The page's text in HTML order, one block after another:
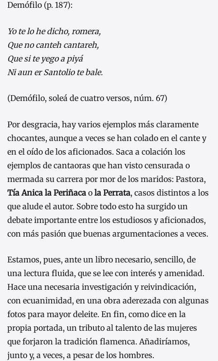
Demófilo (p. 187):
Yo te lo he dicho, romera,
Que no canteh cantareh,
Que si te yego a piyá
Ni aun er Santolio te bale.
(Demófilo, soleá de cuatro versos, núm. 67)
Por desgracia, hay varios ejemplos más claramente
chocantes, aunque a veces se han colado en el cante y
en el oído de los aficionados. Saca a colación los
ejemplos de cantaoras que han visto censurada o
mermada su carrera por mor de los maridos: Pastora,
Tía Anica la Periñaca o la Perrata, casos distintos a los
que alude el autor. Sobre todo esto ha surgido un
debate importante entre los estudiosos y aficionados,
con más pasión que buenas argumentaciones a veces.
Estamos, pues, ante un libro necesario, sencillo, de
una lectura fluida, que se lee con interés y amenidad.
Hace una necesaria investigación y reivindicación,
con ecuanimidad, en una obra aderezada con algunas
fotos para mayor deleite. En fin, como dice en la
propia portada, un tributo al talento de las mujeres
que forjaron la tradición flamenca. Añadiríamos,
junto y, a veces, a pesar de los hombres.